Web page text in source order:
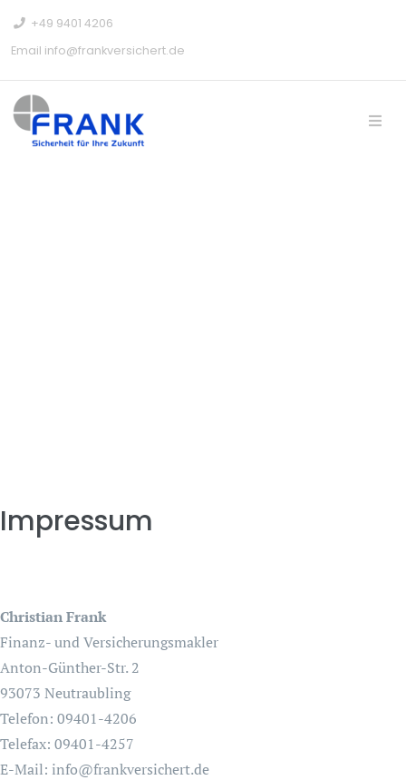
+49 9401 4206
Email info@frankversichert.de
Impressum
Christian Frank
Finanz- und Versicherungsmakler
Anton-Günther-Str. 2
93073 Neutraubling
Telefon: 09401-4206
Telefax: 09401-4257
E-Mail: info@frankversichert.de